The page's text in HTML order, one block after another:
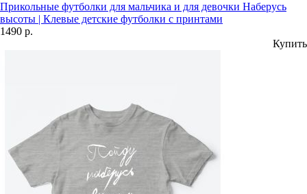
Прикольные футболки для мальчика и для девочки Наберусь
высоты | Клевые детские футболки с принтами
1490 р.
Купить